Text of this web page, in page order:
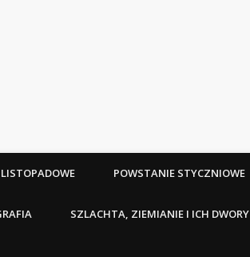
POWSTANIE STYCZNIOWE
SZLACHTA, ZIEMIANIE I ICH DWORY